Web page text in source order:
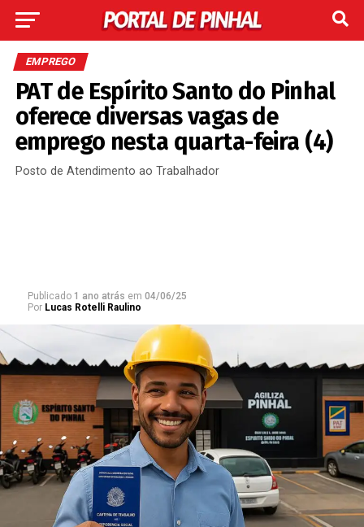
EMPREGO
PAT de Espírito Santo do Pinhal
oferece diversas vagas de
emprego nesta quarta-feira (4)
Posto de Atendimento ao Trabalhador
Publicado 1 ano atrás em 04/06/25
Por Lucas Rotelli Raulino